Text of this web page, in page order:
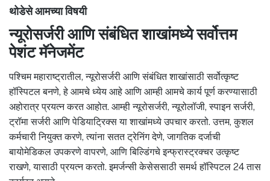
थोडेसे आमच्या विषयी
न्यूरोसर्जरी आणि संबंधित शाखांमध्ये सर्वोत्तम
पेशंट मॅनेजमेंट
पश्चिम महाराष्ट्रातील, न्यूरोसर्जरी आणि संबंधित शाखांसाठी सर्वोत्कृष्ट
हॉस्पिटल बनणे, हे आमचे ध्येय आहे आणि आम्ही आमचे कार्य पूर्ण करण्यासाठी
अहोरात्र प्रयत्न करत आहोत. आम्ही न्यूरोसर्जरी, न्यूरोलॉजी, स्पाइन सर्जरी,
ट्रॉमा सर्जरी आणि पेडियाट्रिक्स या शाखांमध्ये उपचार करतो. उत्तम, कुशल
कर्मचारी नियुक्त करणे, त्यांना सतत ट्रेनिंग देणे, जागतिक दर्जाची
बायोमेडिकल उपकरणे वापरणे, आणि बिल्डिंगचे इन्फ्रास्ट्रक्चर उत्कृष्ट
राखणे, यासाठी प्रयत्न करतो. इमर्जन्सी केसेससाठी समर्थ हॉस्पिटल 24 तास